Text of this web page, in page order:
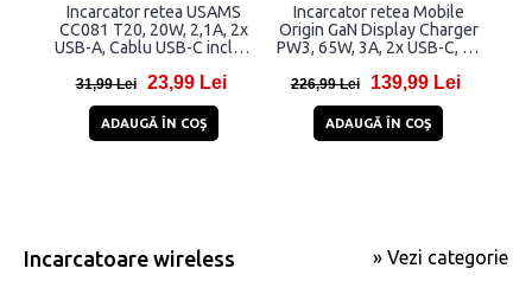
Incarcator retea USAMS
CC081 T20, 20W, 2,1A, 2x
USB-A, Cablu USB-C inclus,
31,99 Lei 23,99 Lei
ADAUGĂ ÎN COŞ
Incarcator retea Mobile
Origin GaN Display Charger
PW3, 65W, 3A, 2x USB-C, 1x
226,99 Lei 139,99 Lei
ADAUGĂ ÎN COŞ
Incarcatoare wireless » Vezi categorie